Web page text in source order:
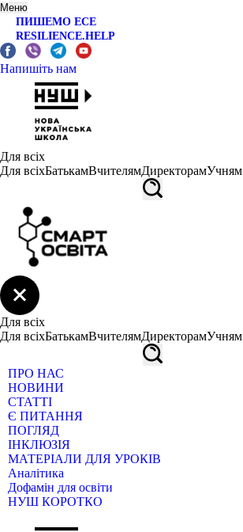
Меню
ПИШЕМО ЕСЕ
RESILIENCE.HELP
Напишіть нам
Для всіх
Для всіхБатькамВчителямДиректорамУчням
Для всіх
Для всіхБатькамВчителямДиректорамУчням
ПРО НАС
НОВИНИ
СТАТТІ
Є ПИТАННЯ
ПОГЛЯД
ІНКЛЮЗІЯ
МАТЕРІАЛИ ДЛЯ УРОКІВ
Аналітика
Дофамін для освіти
НУШ КОРОТКО